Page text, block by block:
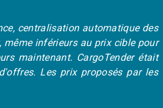
centralisation automatique des
inférieurs au prix cible pour
maintenant. CargoTender était
Les prix proposés par les